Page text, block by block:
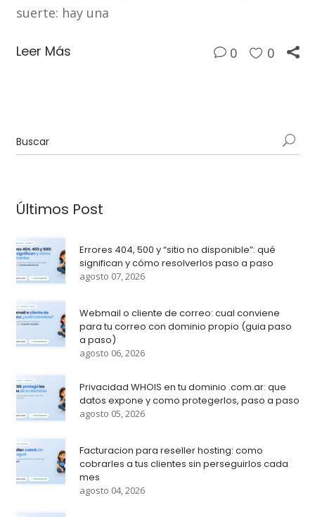
suerte: hay una
Leer Más 0 0
Últimos Post
Errores 404, 500 y “sitio no disponible”: qué
significan y cómo resolverlos paso a paso
agosto 07, 2026
Webmail o cliente de correo: cual conviene
para tu correo con dominio propio (guia paso
a paso)
agosto 06, 2026
Privacidad WHOIS en tu dominio .com.ar: que
datos expone y como protegerlos, paso a paso
agosto 05, 2026
Facturacion para reseller hosting: como
cobrarles a tus clientes sin perseguirlos cada
mes
agosto 04, 2026